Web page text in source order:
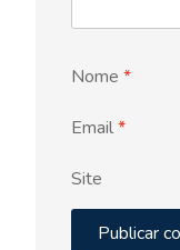
Nome *
Email*
Site